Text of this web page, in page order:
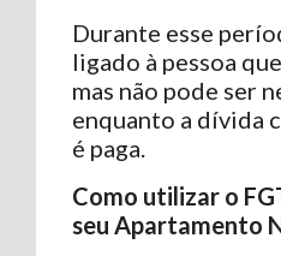
Durante esse
ligado à pessoa
mas não pode ser
enquanto a dívida
é paga.
Como utilizar o
seu Apartamento